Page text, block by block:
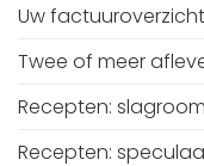
Uw
Twee of meer
Recepten:
Recepten: